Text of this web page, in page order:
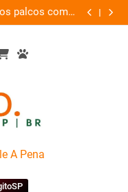
do GoldeN
A Pena